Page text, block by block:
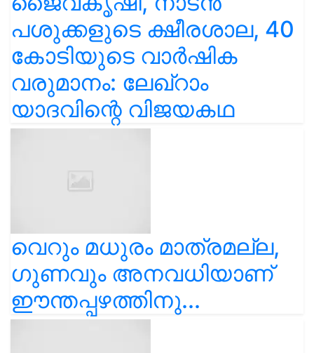
പശുക്കളുടെ ക്ഷീരശാല, 40
കോടിയുടെ വാർഷിക
വരുമാനം: ലേഖ്‌റാം
യാദവിന്റെ വിജയകഥ
വെറും മധുരം മാത്രമല്ല,
ഗുണവും അനവധിയാണ്
ഈന്തപ്പഴത്തിനു...